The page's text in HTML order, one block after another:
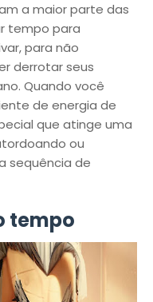
a maior parte das
tempo para
para não
derrotar seus
Quando você
de energia de
que atinge uma
ou
sequência de
tempo